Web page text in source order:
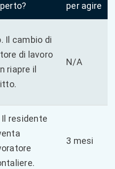
per agire
Il cambio di
di lavoro
riapre il
N/A
Il residente
3 mesi